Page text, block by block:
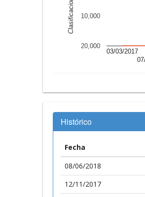
03/03/2017
10,000
20,000
Clasificacion
Histórico
Fecha
08/06/2018
12/11/2017